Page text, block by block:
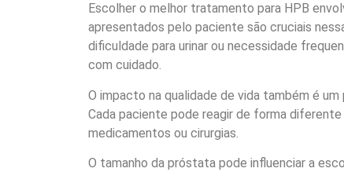
Escolher o melhor tratamento para HPB
apresentados pelo paciente são cruciais
dificuldade para urinar ou necessidade
com cuidado.
O impacto na qualidade de vida também é
Cada paciente pode reagir de forma
medicamentos ou cirurgias.
O tamanho da próstata pode influenciar a